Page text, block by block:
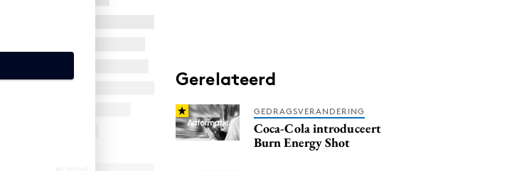
Gerelateerd
GEDRAGSVERANDERING
Coca-Cola introduceert
Burn Energy Shot